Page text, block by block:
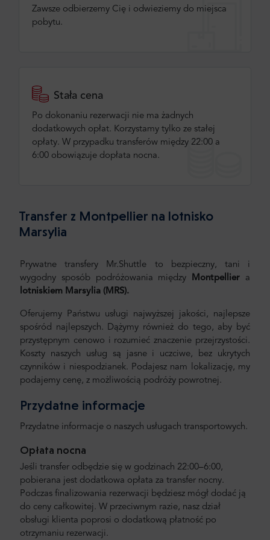
Zawsze odbierzemy Cię i odwieziemy do miejsca
pobytu.
Stała cena
Po dokonaniu rezerwacji nie ma żadnych
dodatkowych opłat. Korzystamy tylko ze stałej
opłaty. W przypadku transferów między 22:00 a
6:00 obowiązuje dopłata nocna.
Transfer z Montpellier na lotnisko
Marsylia
Prywatne transfery Mr.Shuttle to bezpieczny, tani i
wygodny sposób podróżowania między Montpellier a
lotniskiem Marsylia (MRS).
Oferujemy Państwu usługi najwyższej jakości, najlepsze
spośród najlepszych. Dążymy również do tego, aby być
przystępnym cenowo i rozumieć znaczenie przejrzystości.
Koszty naszych usług są jasne i uczciwe, bez ukrytych
czynników i niespodzianek. Podajesz nam lokalizację, my
podajemy cenę, z możliwością podróży powrotnej.
Przydatne informacje
Przydatne informacje o naszych usługach transportowych.
Opłata nocna
Jeśli transfer odbędzie się w godzinach 22:00–6:00,
pobierana jest dodatkowa opłata za transfer nocny.
Podczas finalizowania rezerwacji będziesz mógł dodać ją
do ceny całkowitej. W przeciwnym razie, nasz dział
obsługi klienta poprosi o dodatkową płatność po
otrzymaniu rezerwacji.